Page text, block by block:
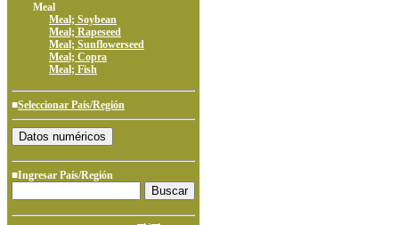
Meal
Meal; Soybean
Meal; Rapeseed
Meal; Sunflowerseed
Meal; Copra
Meal; Fish
■Seleccionar País/Región
■Ingresar País/Región